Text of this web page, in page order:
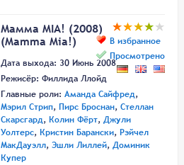
В избранное
Просмотрено
Мамма MIA! (2008)
(Mamma Mia!)
Дата выхода: 30 Июнь 2008
Режисёр: Филлида Ллойд
Главные роли: Аманда Сайфред,
Мэрил Стрип, Пирс Броснан, Стеллан
Скарсгард, Колин Фёрт, Джули
Уолтерс, Кристин Барански, Рэйчел
МакДауэлл, Эшли Лиллей, Доминик
Купер